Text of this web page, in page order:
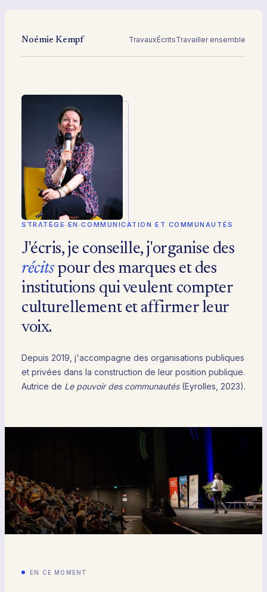
Noémie Kempf TravauxÉcritsTravailler ensemble
STRATÈGE EN COMMUNICATION ET COMMUNAUTÉS
J'écris, je conseille, j'organise des
récitspour des marques et des
institutions qui veulent compter
culturellement et affirmer leur
voix.
Depuis 2019, j'accompagne des organisations publiques
et privées dans la construction de leur position publique.
Autrice de Le pouvoir des communautés(Eyrolles, 2023).
EN CE MOMENT